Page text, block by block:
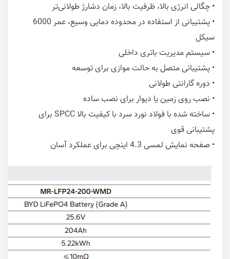
• چگالی انرژی بالا، ظرفیت بالا، زمان دشارژ طولانی‌تر
• پشتیبانی از استفاده در محدوده دمایی وسیع، عمر 6000
سیکل
• سیستم مدیریت باتری داخلی
• پشتیبانی متصل به حالت موازی برای توسعه
• دوره گارانتی طولانی
• نصب روی زمین یا دیوار برای نصب ساده
• ساخته شده با فولاد نورد سرد با کیفیت بالا SPCC برای
پشتیبانی قوی
• صفحه نمایش لمسی 4.3 اینچی برای عملکرد آسان